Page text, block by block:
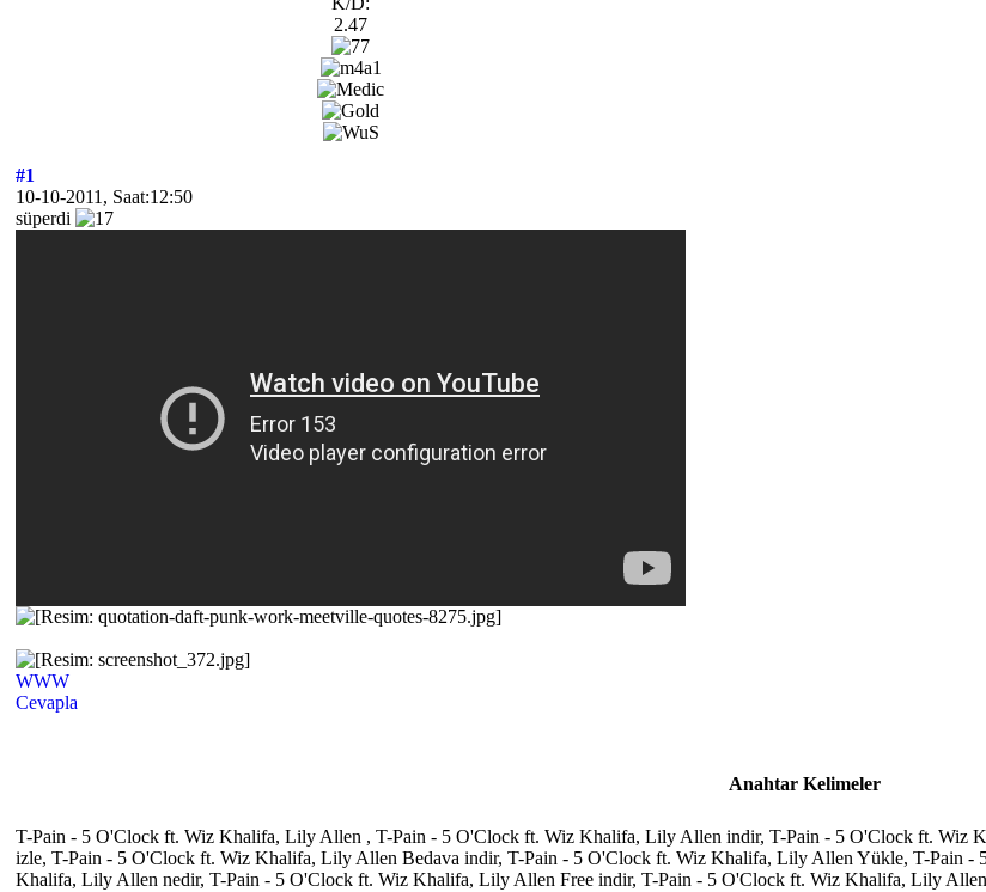
2.47
#1
10-10-2011, Saat:12:50
süperdi
WWW
Cevapla
Anahtar Kelimeler
T-Pain - 5 O'Clock ft. Wiz Khalifa, Lily Allen , T-Pain - 5 O'Clock ft. Wiz Khalifa, Lily Allen indir, T-Pain - 5 O'Clock ft.
izle, T-Pain - 5 O'Clock ft. Wiz Khalifa, Lily Allen Bedava indir, T-Pain - 5 O'Clock ft. Wiz Khalifa, Lily Allen Yükle, T-Pain
Khalifa, Lily Allen nedir, T-Pain - 5 O'Clock ft. Wiz Khalifa, Lily Allen Free indir, T-Pain - 5 O'Clock ft. Wiz Khalifa, Lily